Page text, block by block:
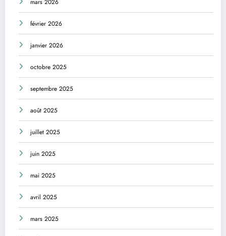
mars 2026
février 2026
janvier 2026
octobre 2025
septembre 2025
août 2025
juillet 2025
juin 2025
mai 2025
avril 2025
mars 2025